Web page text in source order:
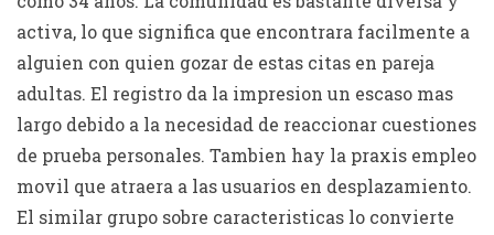
activa, lo que significa que encontrara facilmente a
alguien con quien gozar de estas citas en pareja
adultas. El registro da la impresion un escaso mas
largo debido a la necesidad de reaccionar cuestiones
de prueba personales. Tambien hay la praxis empleo
movil que atraera a las usuarios en desplazamiento.
El similar grupo sobre caracteristicas lo convierte